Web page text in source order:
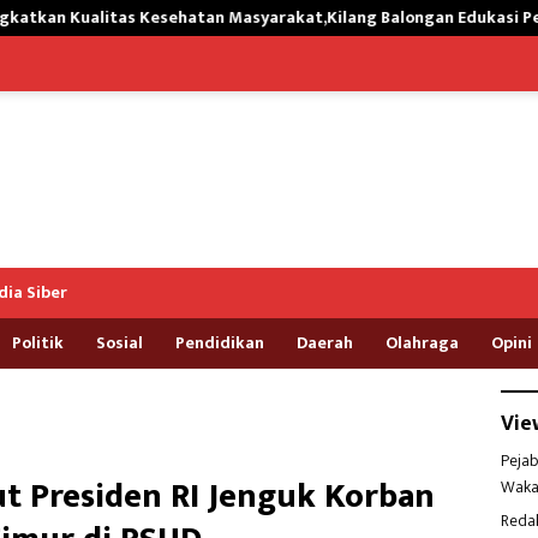
Masyarakat,Kilang Balongan Edukasi Perawatan Gigi
Siber
Politik Sosial Pendidikan Daerah Olahraga Opini
Presiden RI Jenguk Korban